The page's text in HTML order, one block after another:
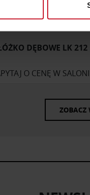
tego, jak Twoje
do spersonalizowania
Partnerzy mogą
DĘBOWE LK 212
O CENĘ W
ZOBACZ